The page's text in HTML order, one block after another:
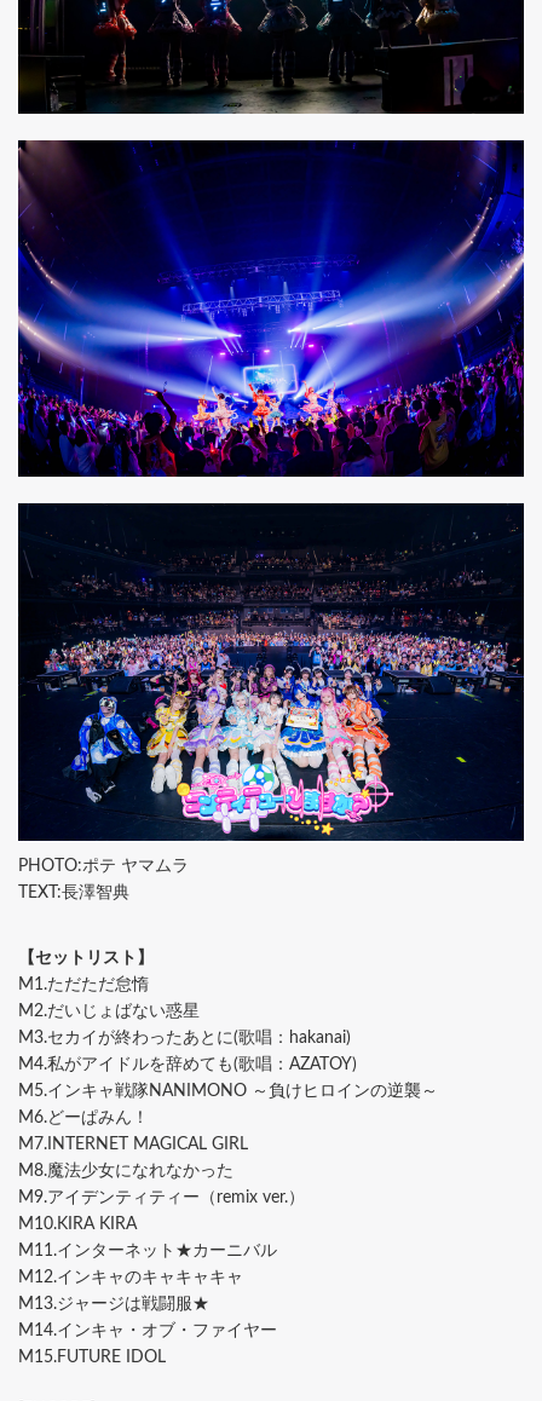
PHOTO:ポテ ヤマムラ
TEXT:長澤智典
【セットリスト】
M1.ただただ怠惰
M2.だいじょばない惑星
M3.セカイが終わったあとに(歌唱：hakanai)
M4.私がアイドルを辞めても(歌唱：AZATOY)
M5.インキャ戦隊NANIMONO ～負けヒロインの逆襲～
M6.どーぱみん！
M7.INTERNET MAGICAL GIRL
M8.魔法少女になれなかった
M9.アイデンティティー（remix ver.）
M10.KIRA KIRA
M11.インターネット★カーニバル
M12.インキャのキャキャキャ
M13.ジャージは戦闘服★
M14.インキャ・オブ・ファイヤー
M15.FUTURE IDOL